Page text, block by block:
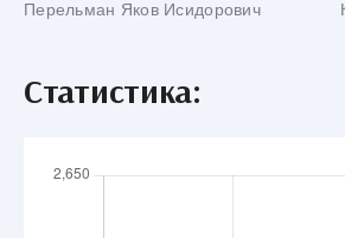
Перельман Яков Исидорович
Статистика: